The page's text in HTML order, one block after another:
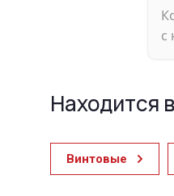
с
Находится
Винтовые